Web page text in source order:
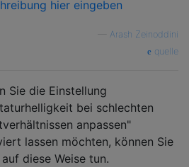
Arash Zeinoddini
quelle
Sie die Einstellung
bei schlechten
anpassen"
lassen möchten, können Sie
diese Weise tun.